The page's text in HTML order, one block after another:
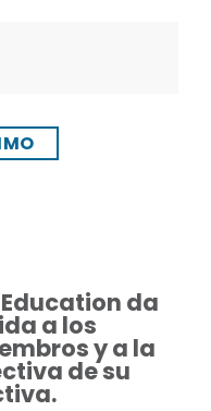
da
a los
y a la
de su